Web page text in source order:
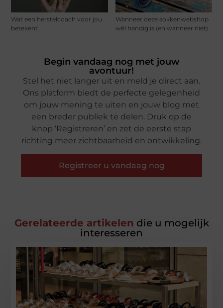
Wat een herstelcoach voor jou
betekent
Wanneer deze sokkenwebshop
wél handig is (en wanneer niet)
Begin vandaag nog met jouw
avontuur!
Stel het niet langer uit en meld je direct aan.
Ons platform biedt de perfecte gelegenheid
om jouw mening te uiten en jouw blog met
een breder publiek te delen. Druk op de
knop ‘Registreren’ en zet de eerste stap
richting meer zichtbaarheid en ontwikkeling.
Registreer u vandaag nog
Gerelateerde artikelen die u mogelijk
interesseren